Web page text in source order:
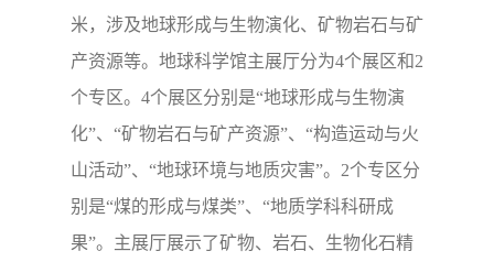
米，涉及地球形成与生物演化、矿物岩石与矿
产资源等。地球科学馆主展厅分为4个展区和2
个专区。4个展区分别是“地球形成与生物演
化”、“矿物岩石与矿产资源”、“构造运动与火
山活动”、“地球环境与地质灾害”。2个专区分
别是“煤的形成与煤类”、“地质学科科研成
果”。主展厅展示了矿物、岩石、生物化石精